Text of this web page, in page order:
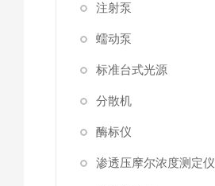
注射泵
蠕动泵
标准台式光源
分散机
酶标仪
渗透压摩尔浓度测定仪